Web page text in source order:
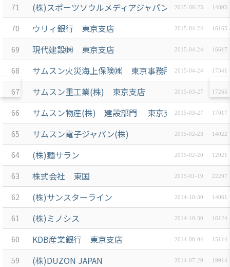
71 (株)スポーツソウルメディアジャパン 2015-06-25 14895
70 ウリィ銀行 東京支店 2015-04-24 16165
69 現代建設㈱ 東京支店 2015-04-24 16617
68 サムスン火災海上保険㈱ 東京事務所 2015-04-24 17341
67 サムスン重工業(株) 東京支店 2015-03-27 17265
66 サムスン物産(株) 建設部門 東京支店2015-03-27 17017
65 サムスン電子ジャパン(株) 2015-02-23 14022
64 (株)麺サラン 2015-02-20 12921
63 株式会社 東国 2015-01-19 22297
62 (株)サンスターライン 2014-10-30 14061
61 (株)ミノシス 2014-10-30 16124
60 KDB産業銀行 東京支店 2014-08-04 15114
59 (株)DUZON JAPAN 2014-07-29 19914